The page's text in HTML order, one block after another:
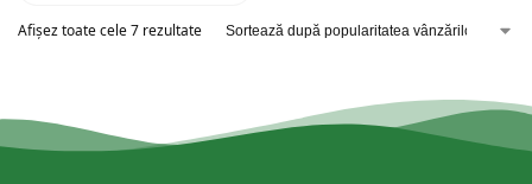
Afișez toate cele 7 rezultate